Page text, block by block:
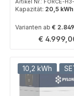
Artikel Nr.: FORCE-
Kapazität: 20,5 kWh
Varianten ab €
Regulärer
€
10,2 kWh